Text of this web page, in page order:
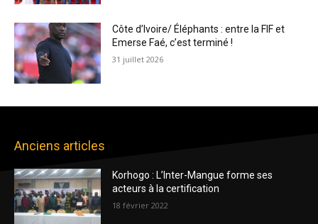
Côte d’Ivoire/ Éléphants : entre la FIF et
Emerse Faé, c’est terminé !
31 juillet 2026
Anciens articles
Korhogo : L’Inter-Mangue forme ses
acteurs à la certification
18 février 2022